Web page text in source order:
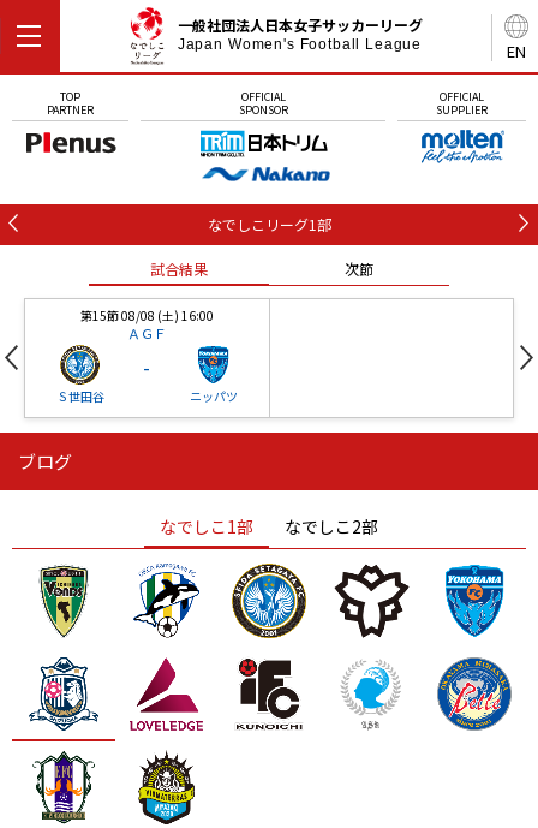
EN
一般社団法人日本女子サッカーリーグ
Japan Women's Football League
TOP
PARTNER
OFFICIAL
SPONSOR
OFFICIAL
SUPPLIER
なでしこリーグ1部
試合結果 次節
第15節 08/08 (土) 16:00
ＡＧＦ
Ｓ世田谷
-
ニッパツ
ニッパツ
ニッパツ 名古屋
石人の星
静岡 愛媛Ｌ
ブログ
なでしこ1部 なでしこ2部